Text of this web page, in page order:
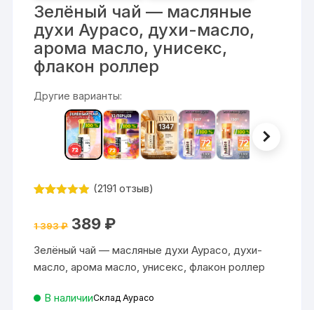
Зелёный чай — масляные
духи Аурасо, духи-масло,
арома масло, унисекс,
флакон роллер
Другие варианты:
на основе
пользовате
ля
(2191 отзыв)
1 393₽ Первоначальная
цена
1
393 ₽.
389 ₽Текущая
Зелёный чай — масляные духи Аурасо, духи-
масло, арома масло, унисекс, флакон роллер
В наличииСклад Аурасо